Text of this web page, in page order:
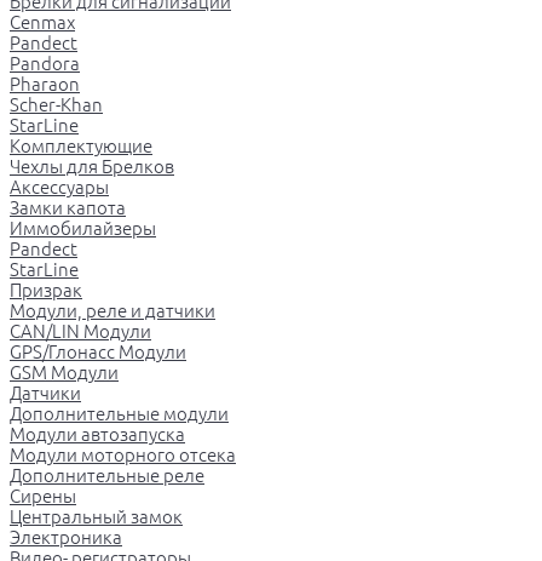
Cenmax
Pandect
Pandora
Pharaon
Scher-Khan
StarLine
Комплектующие
Чехлы для Брелков
Аксессуары
Замки капота
Иммобилайзеры
Pandect
StarLine
Призрак
Модули, реле и датчики
CAN/LIN Модули
GPS/Глонасс Модули
GSM Модули
Датчики
Дополнительные модули
Модули автозапуска
Модули моторного отсека
Дополнительные реле
Сирены
Центральный замок
Электроника